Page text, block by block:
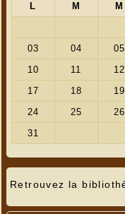
Retrouvez la
Nous étions 9 à